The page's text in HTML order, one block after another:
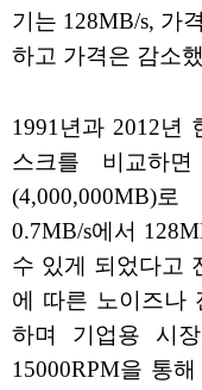
기는 128MB/s, 가
하고 가격은 감소
1991년과 2012년
스크를 비교하
(4,000,000MB)
0.7MB/s에서
수 있게 되었다고
에 따른 노이즈나
하며 기업용 시
15000RPM을 통